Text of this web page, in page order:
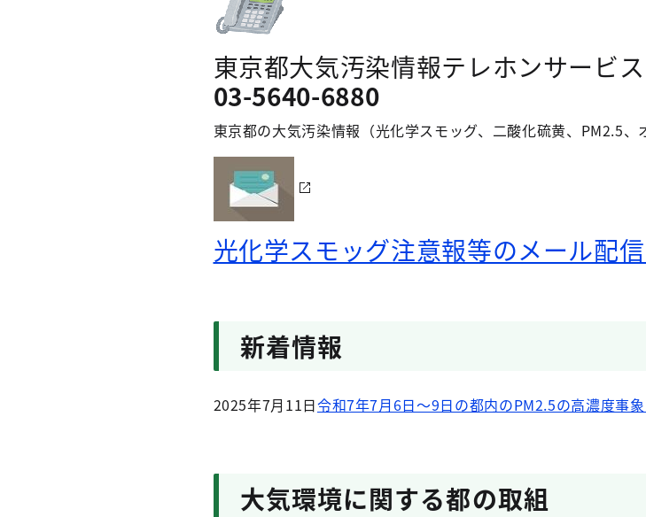
東京都大気汚染情報テレホンサービス
03-5640-6880
東京都の大気汚染情報（光化学スモッグ、二酸化硫黄、PM2.5、
光化学スモッグ注意報等のメール配信
新着情報
2025年7月11日令和7年7月6日～9日の都内のPM2.5の高濃度事
大気環境に関する都の取組